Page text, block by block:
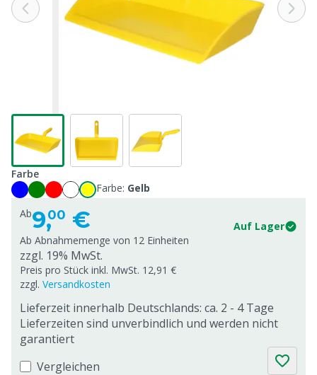
Farbe
Farbe: Gelb
Ab9,00 €
Auf Lager
Ab Abnahmemenge von 12 Einheiten
zzgl. 19% MwSt.
Preis pro Stück inkl. MwSt. 12,91 €
zzgl. Versandkosten
Lieferzeit innerhalb Deutschlands: ca. 2 - 4 Tage
Lieferzeiten sind unverbindlich und werden nicht
garantiert
Vergleichen